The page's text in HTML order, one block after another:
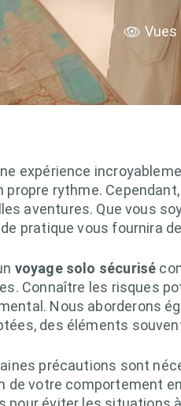
Vues
expérience
propre rythme.
aventures. Que vous
pratique vous fournira
voyage solo sécurisé
Connaître les risques
Nous aborderons
des éléments
précautions sont
de votre comportement